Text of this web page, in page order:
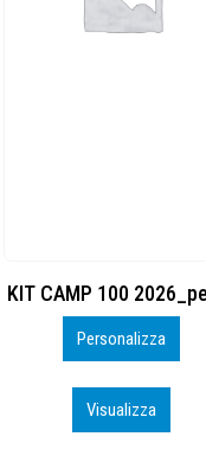
BSK600 – 5139960
Personalizza
Visualizza